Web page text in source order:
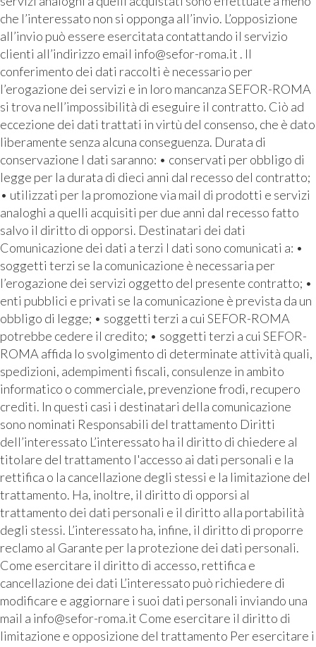
che l’interessato non si opponga all’invio. L’opposizione
all’invio può essere esercitata contattando il servizio
clienti all’indirizzo email info@sefor-roma.it . Il
conferimento dei dati raccolti è necessario per
l’erogazione dei servizi e in loro mancanza SEFOR-ROMA
si trova nell’impossibilità di eseguire il contratto. Ciò ad
eccezione dei dati trattati in virtù del consenso, che è dato
liberamente senza alcuna conseguenza. Durata di
conservazione I dati saranno: • conservati per obbligo di
legge per la durata di dieci anni dal recesso del contratto;
• utilizzati per la promozione via mail di prodotti e servizi
analoghi a quelli acquisiti per due anni dal recesso fatto
salvo il diritto di opporsi. Destinatari dei dati
Comunicazione dei dati a terzi I dati sono comunicati a: •
soggetti terzi se la comunicazione è necessaria per
l’erogazione dei servizi oggetto del presente contratto; •
enti pubblici e privati se la comunicazione è prevista da un
obbligo di legge; • soggetti terzi a cui SEFOR-ROMA
potrebbe cedere il credito; • soggetti terzi a cui SEFOR-
ROMA affida lo svolgimento di determinate attività quali,
spedizioni, adempimenti fiscali, consulenze in ambito
informatico o commerciale, prevenzione frodi, recupero
crediti. In questi casi i destinatari della comunicazione
sono nominati Responsabili del trattamento Diritti
dell’interessato L’interessato ha il diritto di chiedere al
titolare del trattamento l'accesso ai dati personali e la
rettifica o la cancellazione degli stessi e la limitazione del
trattamento. Ha, inoltre, il diritto di opporsi al
trattamento dei dati personali e il diritto alla portabilità
degli stessi. L’interessato ha, infine, il diritto di proporre
reclamo al Garante per la protezione dei dati personali.
Come esercitare il diritto di accesso, rettifica e
cancellazione dei dati L’interessato può richiedere di
modificare e aggiornare i suoi dati personali inviando una
mail a info@sefor-roma.it Come esercitare il diritto di
limitazione e opposizione del trattamento Per esercitare i